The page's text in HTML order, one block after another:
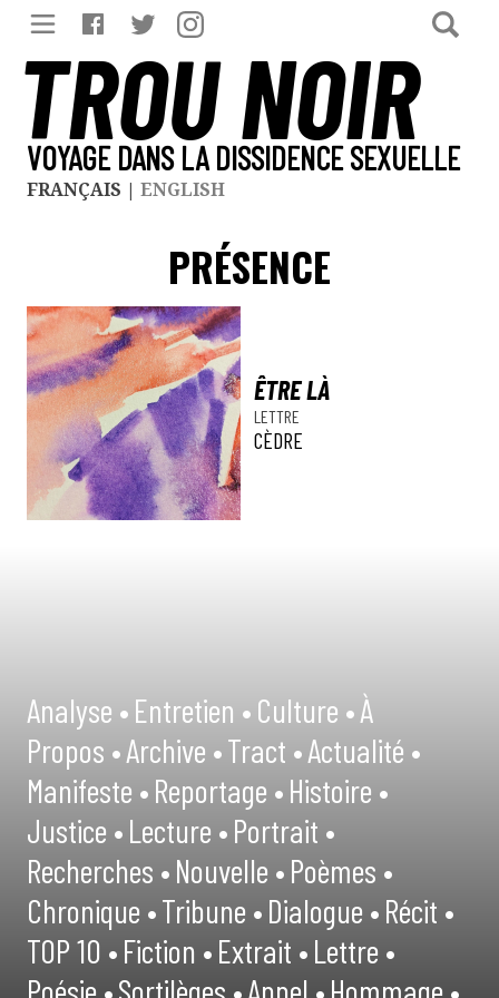
TROU NOIR
VOYAGE DANS LA DISSIDENCE SEXUELLE
FRANÇAIS | ENGLISH
PRÉSENCE
ÊTRE LÀ
LETTRE
CÈDRE
Analyse •Entretien •Culture •À
Propos •Archive •Tract •Actualité •
Manifeste •Reportage •Histoire •
Justice •Lecture •Portrait •
Recherches •Nouvelle •Poèmes •
Chronique •Tribune •Dialogue •Récit •
TOP 10 •Fiction •Extrait •Lettre •